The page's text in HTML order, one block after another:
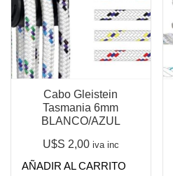
Cabo Gleistein
Tasmania 6mm
BLANCO/AZUL
U$S 2,00 iva inc
AÑADIR AL CARRITO